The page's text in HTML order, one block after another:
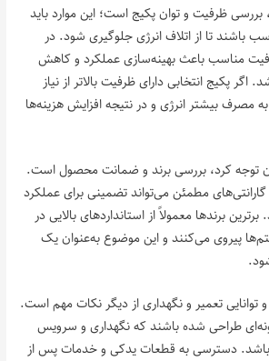
ظرفیت و توان پکیج است؛ این موارد باید
باشند تا از اتلاف انرژی جلوگیری شود. در
مناسب باعث بهینه‌سازی عملکرد و کاهش
اگر پکیج انتخابی دارای ظرفیت بالاتر از نیاز
مصرف بیشتر انرژی و در نتیجه افزایش هزینه‌ها
توجه کرد، بررسی برند و ضمانت محصول است.
گارانتی‌های مطمئن می‌تواند تضمینی برای عملکرد
برندها معمولاً از استانداردهای بالایی در
پیروی می‌کنند و این موضوع به‌عنوان یک
توانایی تعمیر و نگهداری از دیگر نکات مهم است.
طراحی شده باشند که نگهداری و سرویس
باشد. دسترسی به قطعات یدکی و خدمات پس از